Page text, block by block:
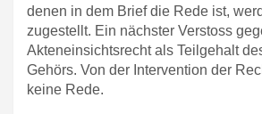
denen in dem Brief die Rede ist,
zugestellt. Ein nächster Verstoss
Akteneinsichtsrecht als Teilgehalt
Gehörs. Von der Intervention der
keine Rede.